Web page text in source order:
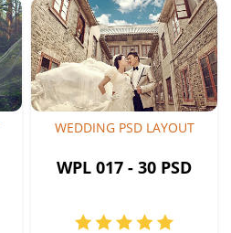
WEDDING PSD LAYOUT
WPL 017 - 30 PSD